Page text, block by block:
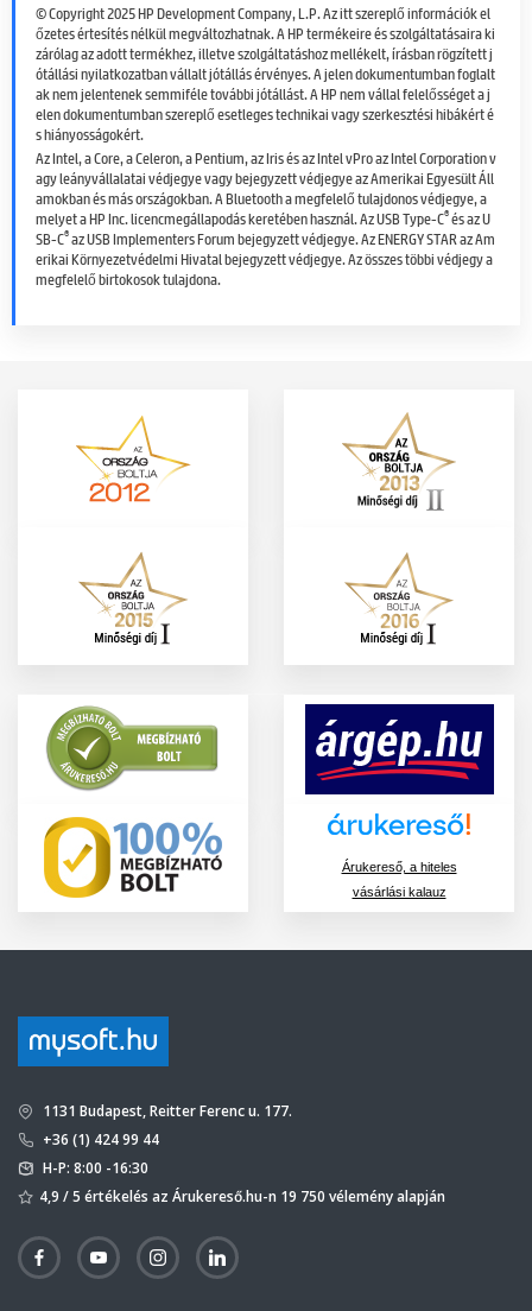
© Copyright 2025 HP Development Company, L.P. Az itt szereplő információk el
őzetes értesítés nélkül megváltozhatnak. A HP termékeire és szolgáltatásaira ki
zárólag az adott termékhez, illetve szolgáltatáshoz mellékelt, írásban rögzített j
ótállási nyilatkozatban vállalt jótállás érvényes. A jelen dokumentumban foglalt
ak nem jelentenek semmiféle további jótállást. A HP nem vállal felelősséget a j
elen dokumentumban szereplő esetleges technikai vagy szerkesztési hibákért é
s hiányosságokért.
Az Intel, a Core, a Celeron, a Pentium, az Iris és az Intel vPro az Intel Corporation v
agy leányvállalatai védjegye vagy bejegyzett védjegye az Amerikai Egyesült Áll
amokban és más országokban. A Bluetooth a megfelelő tulajdonos védjegye, a
melyet a HP Inc. licencmegállapodás keretében használ. Az USB Type-C®és az U
SB-C®az USB Implementers Forum bejegyzett védjegye. Az ENERGY STAR az Am
erikai Környezetvédelmi Hivatal bejegyzett védjegye. Az összes többi védjegy a
megfelelő birtokosok tulajdona.
Árukereső, a hiteles
vásárlási kalauz
1131 Budapest, Reitter Ferenc u. 177.
+36 (1) 424 99 44
H-P: 8:00 -16:30
4,9 / 5 értékelés az Árukereső.hu-n 19 750 vélemény alapján